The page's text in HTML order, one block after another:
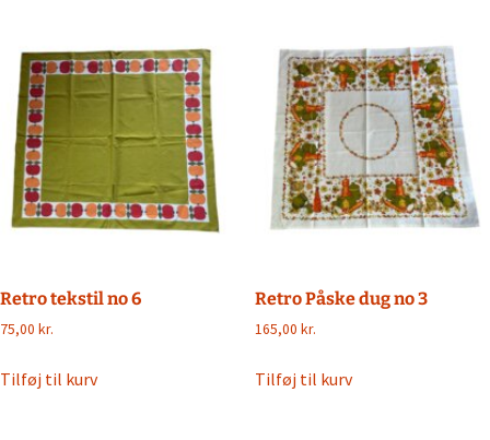
Retro tekstil no 6
75,00 kr.
Tilføj til kurv
Retro Påske dug no 3
165,00 kr.
Tilføj til kurv